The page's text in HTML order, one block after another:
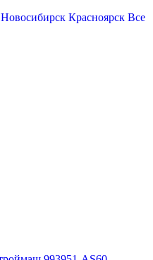
Новосибирск Красноярск Все